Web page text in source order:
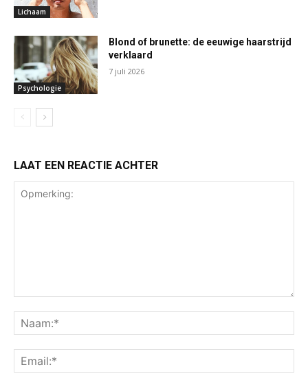
Lichaam
Psychologie
Blond of brunette: de eeuwige haarstrijd
verklaard
7 juli 2026
LAAT EEN REACTIE ACHTER